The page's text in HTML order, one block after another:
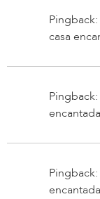
casa
encantada
encantada